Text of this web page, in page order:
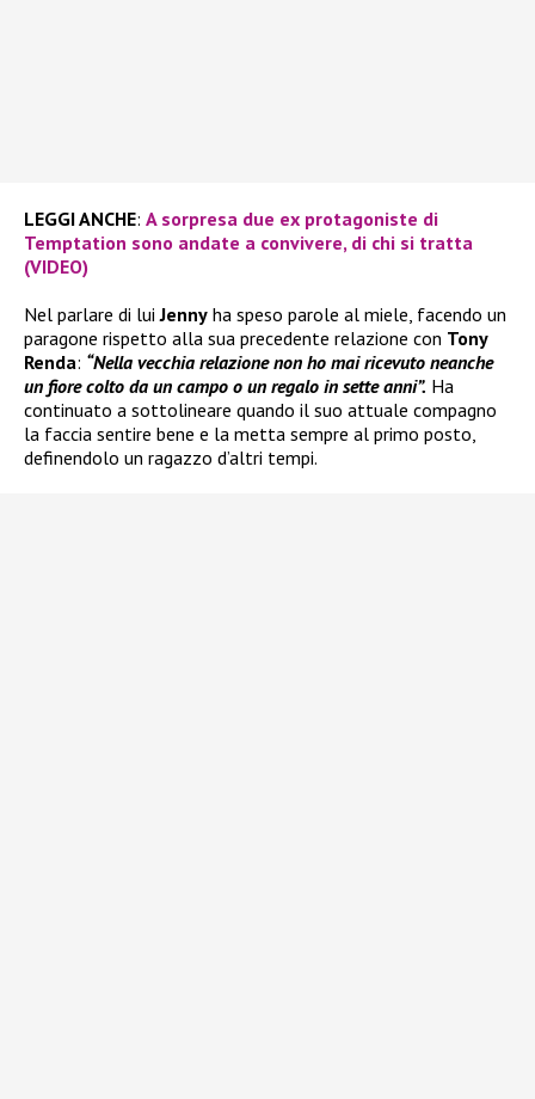
LEGGI ANCHE: A sorpresa due ex protagoniste di
Temptation sono andate a convivere, di chi si tratta
(VIDEO)
Nel parlare di luiJenny ha speso parole al miele, facendo un
paragone rispetto alla sua precedente relazione con Tony
Renda: “Nella vecchia relazione non ho mai ricevuto neanche
un fiore colto da un campo o un regalo in sette anni”. Ha
continuato a sottolineare quando il suo attuale compagno
la faccia sentire bene e la metta sempre al primo posto,
definendolo un ragazzo d’altri tempi.